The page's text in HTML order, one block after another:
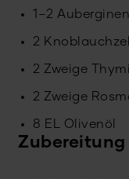
1–2 Auberginen
2
2 Zweige
2 Zweige
8 EL Olivenöl
Zubereitung